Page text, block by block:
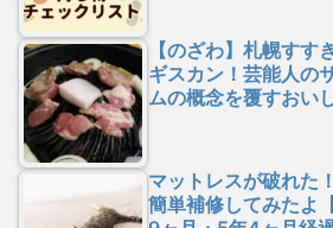
【のざわ】札幌すす
ギスカン！芸能人の
ムの概念を覆すおい
マットレスが破れた
簡単補修してみたよ